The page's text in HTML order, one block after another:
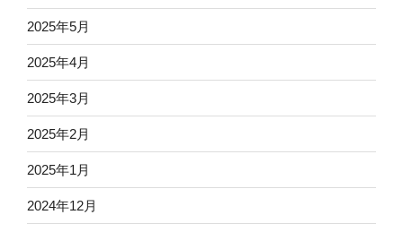
2025年5月
2025年4月
2025年3月
2025年2月
2025年1月
2024年12月